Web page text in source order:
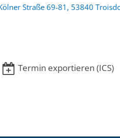
Straße 69-81, 53840
Termin exportieren (ICS)